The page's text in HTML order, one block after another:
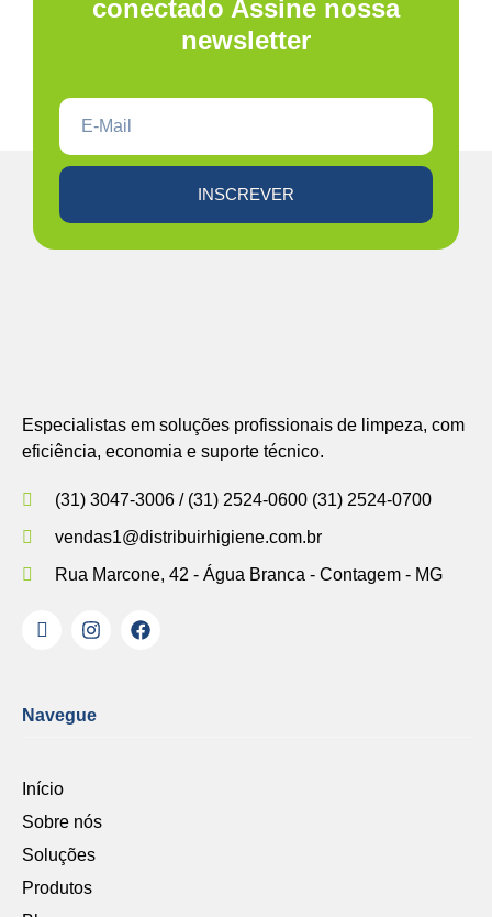
conectado Assine nossa
newsletter
INSCREVER
Especialistas em soluções profissionais de limpeza, com
eficiência, economia e suporte técnico.
(31) 3047-3006 / (31) 2524-0600 (31) 2524-0700
vendas1@distribuirhigiene.com.br
Rua Marcone, 42 - Água Branca - Contagem - MG
Navegue
Início
Sobre nós
Soluções
Produtos